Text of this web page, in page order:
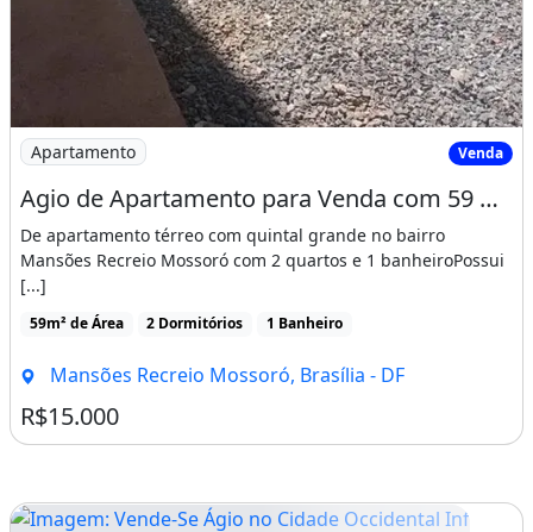
Imagem: Agio de Apartamento para Venda com 59
Apartamento Venda
Agio de Apartamento para Venda com 59 Metros Quadrados com 2 Quartos na Ocidental
De apartamento térreo com quintal grande no bairro
Mansões Recreio Mossoró com 2 quartos e 1 banheiroPossui
[...]
59m² de Área 2 Dormitórios 1 Banheiro
Mansões Recreio Mossoró, Brasília - DF
R$15.000